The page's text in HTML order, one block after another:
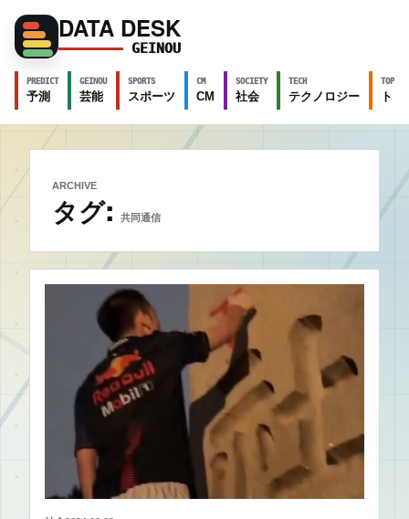
DATA DESK
GEINOU
PREDICT
予測
GEINOU
芸能
SPORTS
スポーツ
CM
CM
SOCIETY
社会
TECH
テクノロジー
TOPICS
ト
ARCHIVE
タグ: 共同通信